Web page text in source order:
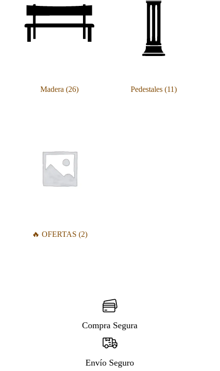
Madera(26) Pedestales(11)
🔥 OFERTAS (2)
Compra Segura
Envío Seguro